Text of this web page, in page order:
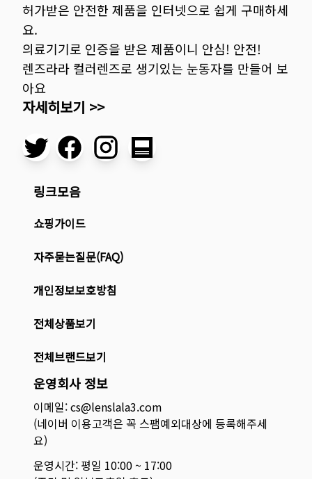
허가받은 안전한 제품을 인터넷으로 쉽게 구매하세
요.
의료기기로 인증을 받은 제품이니 안심! 안전!
렌즈라라 컬러렌즈로 생기있는 눈동자를 만들어 보
아요
자세히보기 >>
링크모음
쇼핑가이드
자주묻는질문(FAQ)
개인정보보호방침
전체상품보기
전체브랜드보기
운영회사 정보
이메일: cs@lenslala3.com
(네이버 이용고객은 꼭 스팸예외대상에 등록해주세
요)
운영시간: 평일 10:00 ~ 17:00